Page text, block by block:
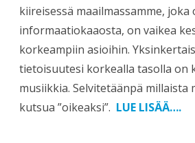
kiireisessä maailmassamme, joka
informaatiokaaosta, on vaikea
korkeampiin asioihin.
tietoisuutesi korkealla tasolla on
musiikkia. Selvitetäänpä millaista
kutsua ”oikeaksi”. LUE LISÄÄ….